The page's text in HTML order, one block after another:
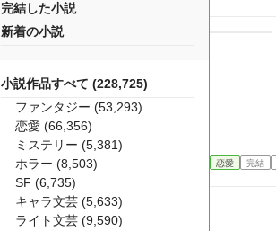
恋愛 完結
完結した小説
新着の小説
小説作品すべて (228,725)
ファンタジー (53,293)
恋愛 (66,356)
ミステリー (5,381)
ホラー (8,503)
SF (6,735)
キャラ文芸 (5,633)
ライト文芸 (9,590)